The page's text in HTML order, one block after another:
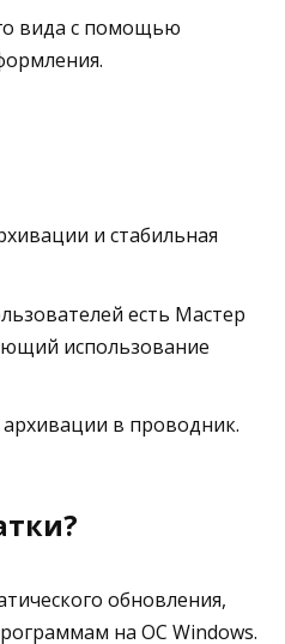
вида с помощью
и стабильная
есть Мастер
использование
в проводник.
обновления,
на ОС Windows.